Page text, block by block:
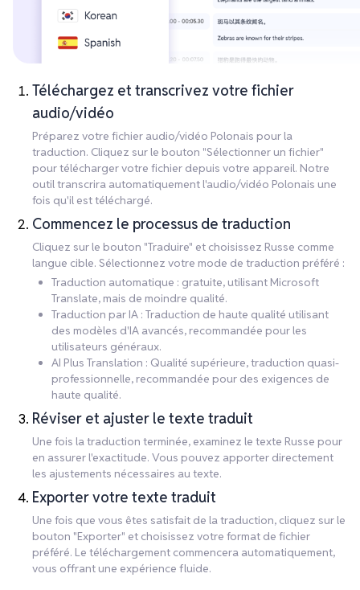
Téléchargez et transcrivez votre fichier
audio/vidéo
Préparez votre fichier audio/vidéo Polonais pour la
traduction. Cliquez sur le bouton "Sélectionner un fichier"
pour télécharger votre fichier depuis votre appareil. Notre
outil transcrira automatiquement l'audio/vidéo Polonais une
fois qu'il est téléchargé.
Commencez le processus de traduction
Cliquez sur le bouton "Traduire" et choisissez Russe comme
langue cible. Sélectionnez votre mode de traduction préféré :
Traduction automatique : gratuite, utilisant Microsoft
Translate, mais de moindre qualité.
Traduction par IA : Traduction de haute qualité utilisant
des modèles d'IA avancés, recommandée pour les
utilisateurs généraux.
AI Plus Translation : Qualité supérieure, traduction quasi-
professionnelle, recommandée pour des exigences de
haute qualité.
Réviser et ajuster le texte traduit
Une fois la traduction terminée, examinez le texte Russe pour
en assurer l'exactitude. Vous pouvez apporter directement
les ajustements nécessaires au texte.
Exporter votre texte traduit
Une fois que vous êtes satisfait de la traduction, cliquez sur le
bouton "Exporter" et choisissez votre format de fichier
préféré. Le téléchargement commencera automatiquement,
vous offrant une expérience fluide.